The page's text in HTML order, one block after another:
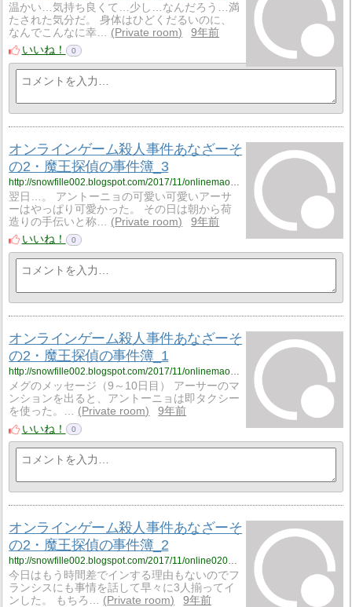
温かい…気持ち良くて…少し…なんだろう…満
たされた気分だ。 身体はひどくだるいのに、
なんでこんなに幸…
Private room
9年前
いいね！
0
オンラインゲーム殺人事件あなざーそ
の2・魔王探偵の事件簿_3
http://snowfille002.blogspot.com/2017/11/onlinemaoh0203.html
翌日…。 アントーニョの可愛い可愛いアーサ
ーはやっぱり可愛かった。 その日は朝から荷
造りの手伝いと称…
Private room
9年前
いいね！
0
オンラインゲーム殺人事件あなざーそ
の2・魔王探偵の事件簿_1
http://snowfille002.blogspot.com/2017/11/onlinemaoh0201.html
メグのメッセージ（9～10日目） アーサーのマ
ンションを出ると、アントーニョは即タクシー
を使った。…
Private room
9年前
いいね！
0
オンラインゲーム殺人事件あなざーそ
の2・魔王探偵の事件簿_2
http://snowfille002.blogspot.com/2017/11/online0202.html
今日はもう時間差でインする理由もないのでフ
ランシスにも事情を話して早々に3人揃ってイ
ンした。 もちろ…
Private room
9年前